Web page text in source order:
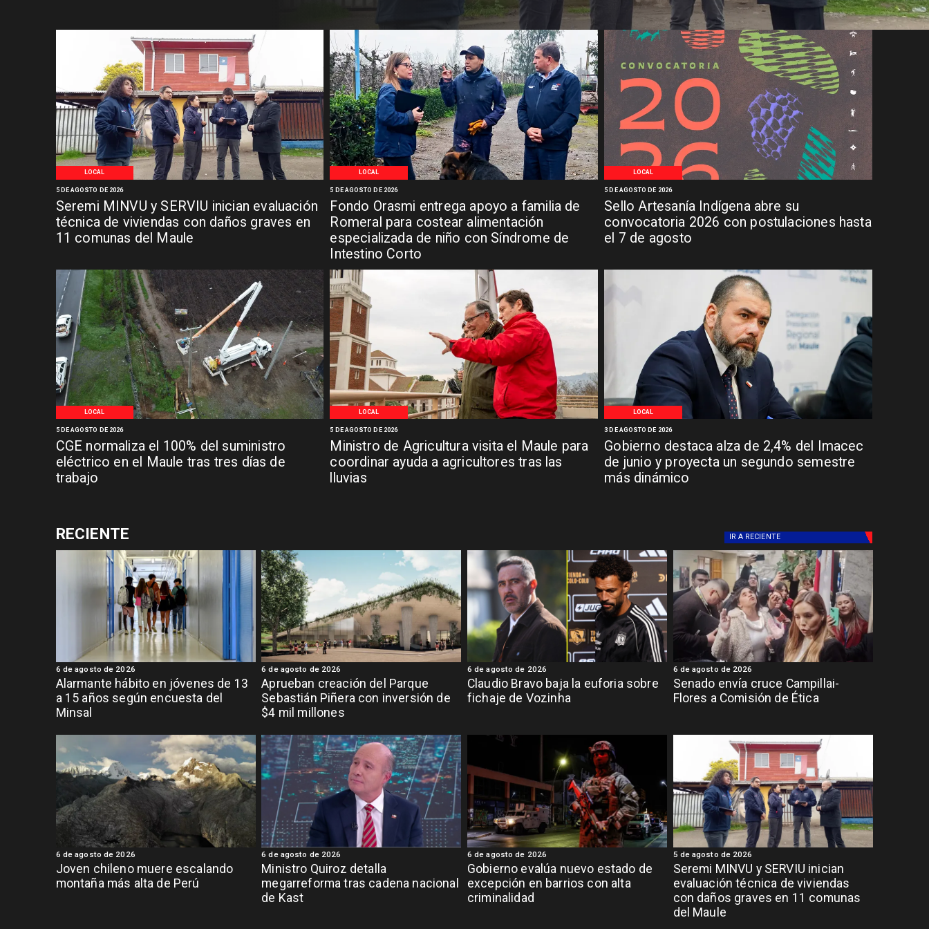
LOCAL
Seremi MINVU y SERVIU inician evaluación
técnica de viviendas con daños graves en
11 comunas del Maule
5 DE AGOSTO DE 2026
LOCAL
Fondo Orasmi entrega apoyo a familia de
Romeral para costear alimentación
especializada de niño con Síndrome de
Intestino Corto
5 DE AGOSTO DE 2026
LOCAL
Sello Artesanía Indígena abre su
convocatoria 2026 con postulaciones hasta
el 7 de agosto
5 DE AGOSTO DE 2026
LOCAL
CGE normaliza el 100% del suministro
eléctrico en el Maule tras tres días de
trabajo
5 DE AGOSTO DE 2026
LOCAL
Ministro de Agricultura visita el Maule para
coordinar ayuda a agricultores tras las
lluvias
5 DE AGOSTO DE 2026
LOCAL
Gobierno destaca alza de 2,4% del Imacec
de junio y proyecta un segundo semestre
más dinámico
3 DE AGOSTO DE 2026
RECIENTE IR A RECIENTE
Alarmante hábito en jóvenes de 13
a 15 años según encuesta del
Minsal
6 de agosto de 2026
Aprueban creación del Parque
Sebastián Piñera con inversión de
$4 mil millones
6 de agosto de 2026
Claudio Bravo baja la euforia sobre
fichaje de Vozinha
6 de agosto de 2026
Senado envía cruce Campillai-
Flores a Comisión de Ética
6 de agosto de 2026
Joven chileno muere escalando
montaña más alta de Perú
6 de agosto de 2026
Ministro Quiroz detalla
megarreforma tras cadena nacional
de Kast
6 de agosto de 2026
Gobierno evalúa nuevo estado de
excepción en barrios con alta
criminalidad
6 de agosto de 2026
Seremi MINVU y SERVIU inician
evaluación técnica de viviendas
con daños graves en 11 comunas
del Maule
5 de agosto de 2026